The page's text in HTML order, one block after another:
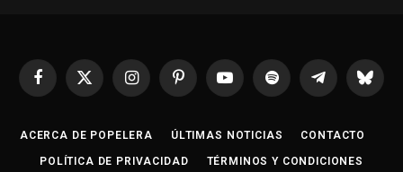
Facebook
X
InstagramPinterestYouTubeSpotify Telegrama
ACERCA DE POPELERA ÚLTIMAS NOTICIAS CONTACTO
POLÍTICA DE PRIVACIDAD TÉRMINOS Y CONDICIONES